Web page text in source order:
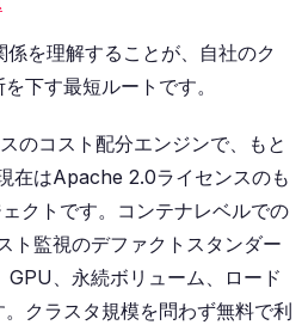
を理解することが、自社のク
下す最短ルートです。
のコスト配分エンジンで、もと
在はApache 2.0ライセンスのも
クトです。コンテナレベルでの
ト監視のデファクトスタンダー
GPU、永続ボリューム、ロード
クラスタ規模を問わず無料で利